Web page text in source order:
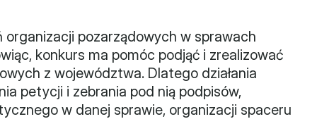
organizacji pozarządowych w sprawach
konkurs ma pomóc podjąć i zrealizować
z województwa. Dlatego działania
petycji i zebrania pod nią podpisów,
w danej sprawie, organizacji spaceru